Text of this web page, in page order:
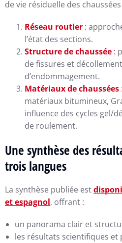
de vie résiduelle des
Réseau routier :
l’état des sections.
Structure de chaussée :
de fissures et
d’endommagement.
Matériaux de chaussées :
matériaux bitumineux,
influence des cycles gel/
de roulement.
Une synthèse des
trois langues
La synthèse publiée est
et espagnol, offrant :
un panorama clair et
les résultats scientifiques et